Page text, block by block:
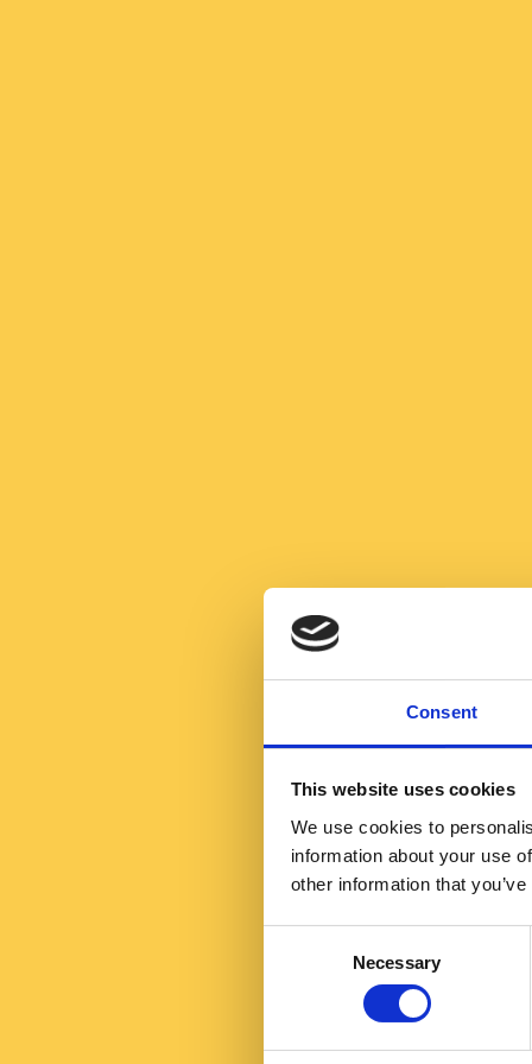
Consent
This website uses cookies
We use cookies to
information about your use
other information that
Necessary